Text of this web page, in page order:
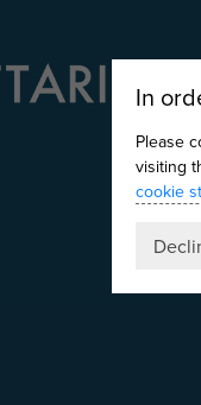
In
Please
visiting
cookie